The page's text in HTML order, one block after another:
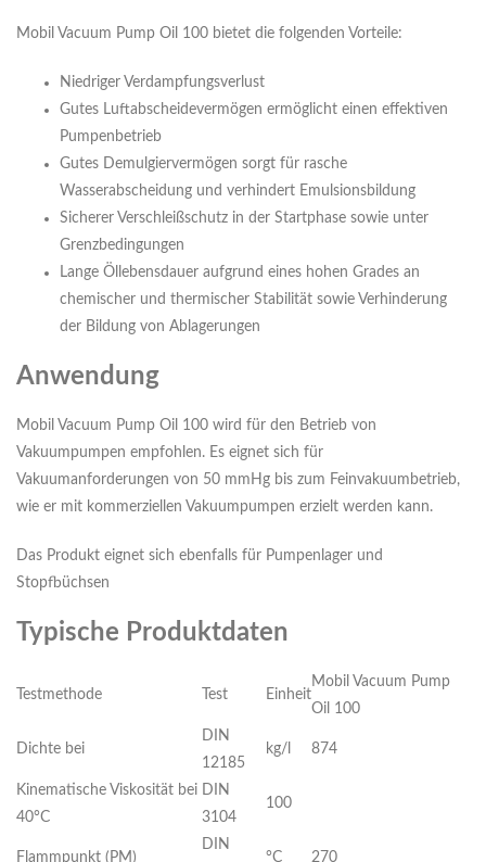
Mobil Vacuum Pump Oil 100 bietet die folgenden Vorteile:
Niedriger Verdampfungsverlust
Gutes Luftabscheidevermögen ermöglicht einen effektiven
Pumpenbetrieb
Gutes Demulgiervermögen sorgt für rasche
Wasserabscheidung und verhindert Emulsionsbildung
Sicherer Verschleißschutz in der Startphase sowie unter
Grenzbedingungen
Lange Öllebensdauer aufgrund eines hohen Grades an
chemischer und thermischer Stabilität sowie Verhinderung
der Bildung von Ablagerungen
Anwendung
Mobil Vacuum Pump Oil 100 wird für den Betrieb von
Vakuumpumpen empfohlen. Es eignet sich für
Vakuumanforderungen von 50 mmHg bis zum Feinvakuumbetrieb,
wie er mit kommerziellen Vakuumpumpen erzielt werden kann.
Das Produkt eignet sich ebenfalls für Pumpenlager und
Stopfbüchsen
Typische Produktdaten
Testmethode Test Einheit
Mobil Vacuum Pump
Oil 100
Dichte bei
DIN
12185
kg/l 874
Kinematische Viskosität bei
40°C
DIN
3104
100
Flammpunkt (PM)
DIN
°C
270